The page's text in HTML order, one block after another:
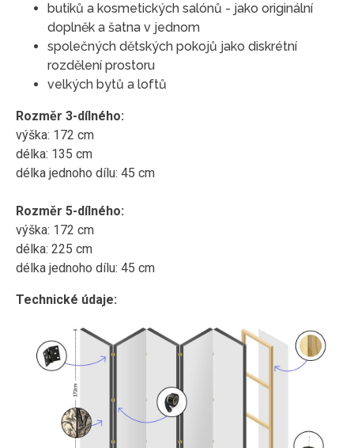
butiků a kosmetických salónů - jako originální
doplněk a šatna v jednom
společných dětských pokojů jako diskrétní
rozdělení prostoru
velkých bytů a loftů
Rozměr 3-dílného:
výška: 172 cm
délka: 135 cm
délka jednoho dílu: 45 cm
Rozměr 5-dílného:
výška: 172 cm
délka: 225 cm
délka jednoho dílu: 45 cm
Technické údaje: